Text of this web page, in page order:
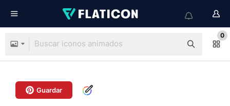
0
Guardar